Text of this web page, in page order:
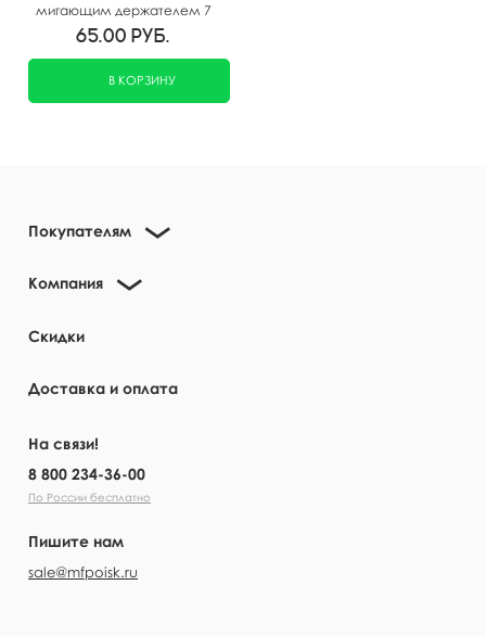
мигающим держателем 7
см Цифра 7
65.00 руб.
В КОРЗИНУ
Покупателям
Компания
Скидки
Доставка и оплата
На связи!
8 800 234-36-00
По России бесплатно
Пишите нам
sale@mfpoisk.ru